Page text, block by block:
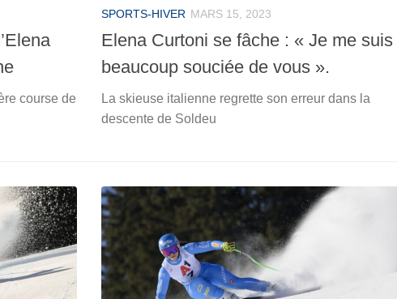
course de
SPORTS-HIVER MARS 15, 2023
Elena Curtoni se fâche : « Je me suis
beaucoup souciée de vous ».
La skieuse italienne regrette son erreur dans la
descente de Soldeu